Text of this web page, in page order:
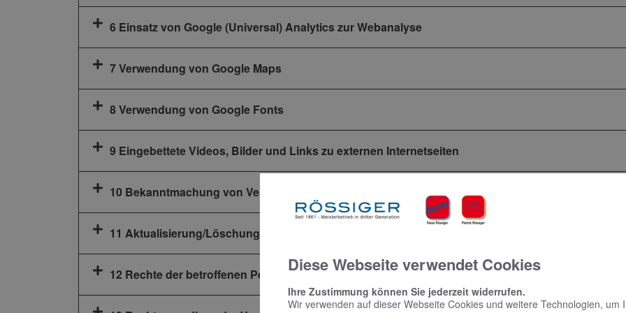
6 Einsatz von Google (Universal) Analytics zur Webanalyse
7 Verwendung von Google Maps
8 Verwendung von Google Fonts
9 Eingebettete Videos, Bilder und Links zu externen Internetseiten
10 Bekanntmachung von Veränderungen
11 Aktualisierung/Löschung Ihrer persönlichen Daten
12 Rechte der betroffenen PersonenDiese Webseite verwendet Cookies
Ihre Zustimmung können Sie jederzeit widerrufen.
Wir verwenden auf dieser Webseite Cookies und weitere Technologien, um